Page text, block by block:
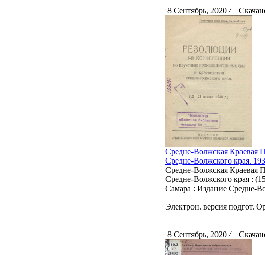
8 Сентябрь, 2020 /
Средне-Волжская Краевая
Средне-Волжского края.
Средне-Волжская Краевая
Средне-Волжского края :
Самара : Издание Средне-
Электрон. версия подгот.
8 Сентябрь, 2020 /